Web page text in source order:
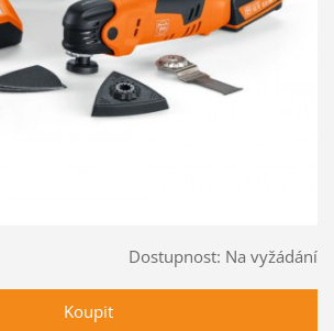
Dostupnost: Na vyžádání